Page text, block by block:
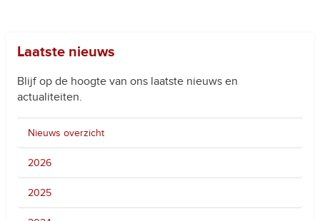
Laatste nieuws
Blijf op de hoogte van ons laatste nieuws en
actualiteiten.
Nieuws overzicht
2026
2025